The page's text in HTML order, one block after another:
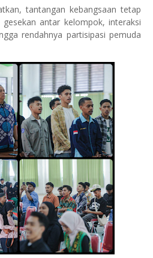
tantangan kebangsaan tetap
antar kelompok, interaksi
rendahnya partisipasi pemuda